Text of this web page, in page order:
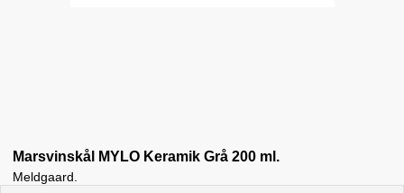
Marsvinskål MYLO Keramik Grå 200 ml.
Meldgaard.